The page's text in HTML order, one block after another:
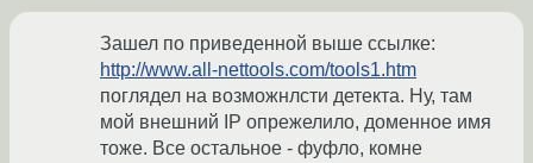
Зашел по приведенной выше ссылке:
http://www.all-nettools.com/tools1.htm
поглядел на возможнлсти детекта. Ну, там
мой внешний IP опрежелило, доменное имя
тоже. Все остальное - фуфло, комне